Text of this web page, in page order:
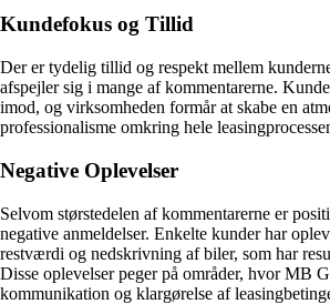
Kundefokus og Tillid
Der er tydelig tillid og respekt mellem
afspejler sig i mange af kommentarerne.
imod, og virksomheden formår at skabe en
professionalisme omkring hele
Negative Oplevelser
Selvom størstedelen af kommentarerne er
negative anmeldelser. Enkelte kunder har
restværdi og nedskrivning af biler, som har
Disse oplevelser peger på områder, hvor MB
kommunikation og klargørelse af